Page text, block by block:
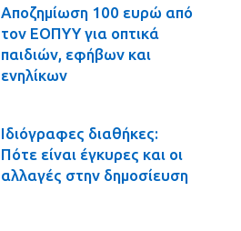
Αποζημίωση 100 ευρώ από
τον ΕΟΠΥΥ για οπτικά
παιδιών, εφήβων και
ενηλίκων
Ιδιόγραφες διαθήκες:
Πότε είναι έγκυρες και οι
αλλαγές στην δημοσίευση